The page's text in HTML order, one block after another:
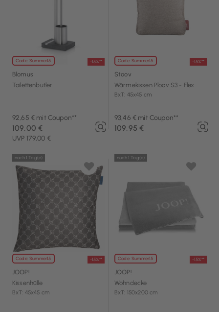
Code: Summer15 -15%**
Blomus
Toilettenbutler
92,65 € mit Coupon**
UVP 179,00 €
109,00 €
Code: Summer15 -15%**
Stoov
Wärmekissen Ploov S3 - Flex
BxT: 45x45 cm
93,46 € mit Coupon**
109,95 €
Code: Summer15 -15%**
noch 1 Tag(e)
JOOP!
Kissenhülle
BxT: 45x45 cm
Code: Summer15 -15%**
noch 1 Tag(e)
JOOP!
Wohndecke
BxT: 150x200 cm